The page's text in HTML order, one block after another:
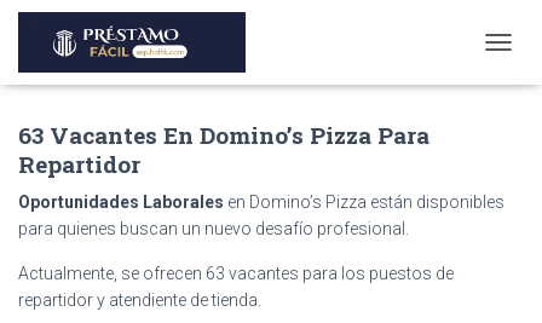
O
N
63 Vacantes En Domino’s Pizza Para
Repartidor
Oportunidades Laborales en Domino’s Pizza están disponibles
para quienes buscan un nuevo desafío profesional.
Actualmente, se ofrecen 63 vacantes para los puestos de
repartidor y atendiente de tienda.